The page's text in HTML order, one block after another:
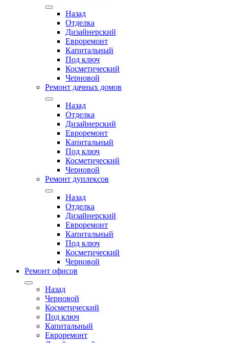
Назад
Отделка
Дизайнерский
Евроремонт
Капитальный
Под ключ
Косметический
Черновой
Ремонт дачных домов
Назад
Отделка
Дизайнерский
Евроремонт
Капитальный
Под ключ
Косметический
Черновой
Ремонт дуплексов
Назад
Отделка
Дизайнерский
Евроремонт
Капитальный
Под ключ
Косметический
Черновой
Ремонт офисов
Назад
Черновой
Косметический
Под ключ
Капитальный
Евроремонт